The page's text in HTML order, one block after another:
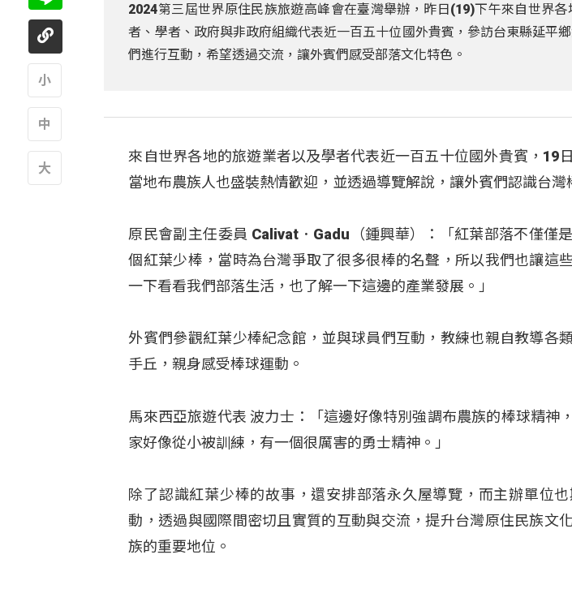
2024第三屆世界原住民族旅遊高峰會在臺灣舉辦，昨日(19)下午來自世界
者、學者、政府與非政府組織代表近一百五十位國外貴賓，參訪台東縣延平
們進行互動，希望透過交流，讓外賓們感受部落文化特色。
來自世界各地的旅遊業者以及學者代表近一百五十位國外貴賓，19
當地布農族人也盛裝熱情歡迎，並透過導覽解說，讓外賓們認識台灣
原民會副主任委員 Calivat．Gadu（鍾興華）：「紅葉部落不僅僅
個紅葉少棒，當時為台灣爭取了很多很棒的名聲，所以我們也讓這
一下看看我們部落生活，也了解一下這邊的產業發展。」
外賓們參觀紅葉少棒紀念館，並與球員們互動，教練也親自教導各
手丘，親身感受棒球運動。
馬來西亞旅遊代表 波力士：「這邊好像特別強調布農族的棒球精神
家好像從小被訓練，有一個很厲害的勇士精神。」
除了認識紅葉少棒的故事，還安排部落永久屋導覽，而主辦單位
動，透過與國際間密切且實質的互動與交流，提升台灣原住民族文
族的重要地位。